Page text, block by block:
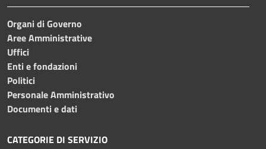
Organi di Governo
Aree Amministrative
Uffici
Enti e fondazioni
Politici
Personale Amministrativo
Documenti e dati
CATEGORIE DI SERVIZIO